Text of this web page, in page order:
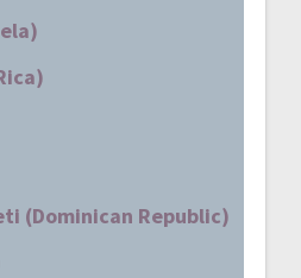
(Dominican Republic)